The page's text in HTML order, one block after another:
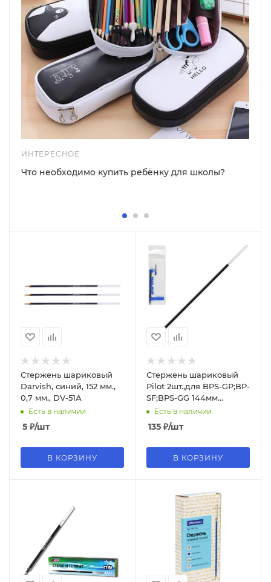
ИНТЕРЕСНОЕ
Что необходимо купить ребёнку для школы?
Стержень шариковый
Darvish, синий, 152 мм.,
0,7 мм., DV-51А
Есть в наличии
5 ₽/шт
В КОРЗИНУ
Стержень шариковый
Pilot 2шт.,для BPS-GP;BP-
SF;BPS-GG 144мм
синий,0.5 мм,линия 0,18
мм., RFN-GG-EF-L
Есть в наличии
135 ₽/шт
В КОРЗИНУ